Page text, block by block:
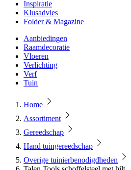
Inspiratie
Klusadvies
Folder & Magazine
Aanbiedingen
Raamdecoratie
Vloeren
Verlichting
Verf
Tuin
Home
Assortiment
Gereedschap
Hand tuingereedschap
Overige tuinierbenodigdheden